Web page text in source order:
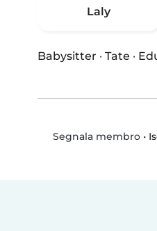
Laly
Babysitter · Tate ·
Segnala membro•